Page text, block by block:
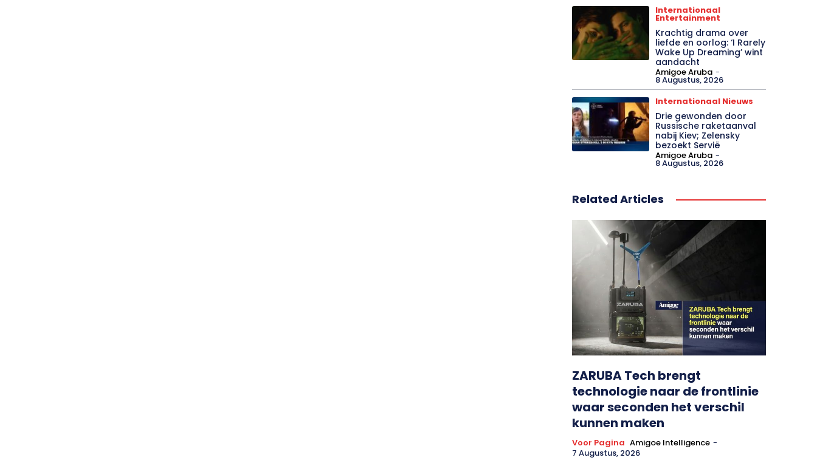
Internationaal
Entertainment
Krachtig drama over
liefde en oorlog: ‘I Rarely
Wake Up Dreaming’ wint
aandacht
Amigoe Aruba -
8 Augustus, 2026
Internationaal Nieuws
Drie gewonden door
Russische raketaanval
nabij Kiev; Zelensky
bezoekt Servië
Amigoe Aruba -
8 Augustus, 2026
Related Articles
ZARUBA Tech brengt
technologie naar de frontlinie
waar seconden het verschil
kunnen maken
Voor Pagina Amigoe Intelligence -
7 Augustus, 2026